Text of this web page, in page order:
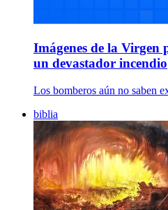
Imágenes de la Virgen
un devastador incendio
Los bomberos aún no saben
biblia